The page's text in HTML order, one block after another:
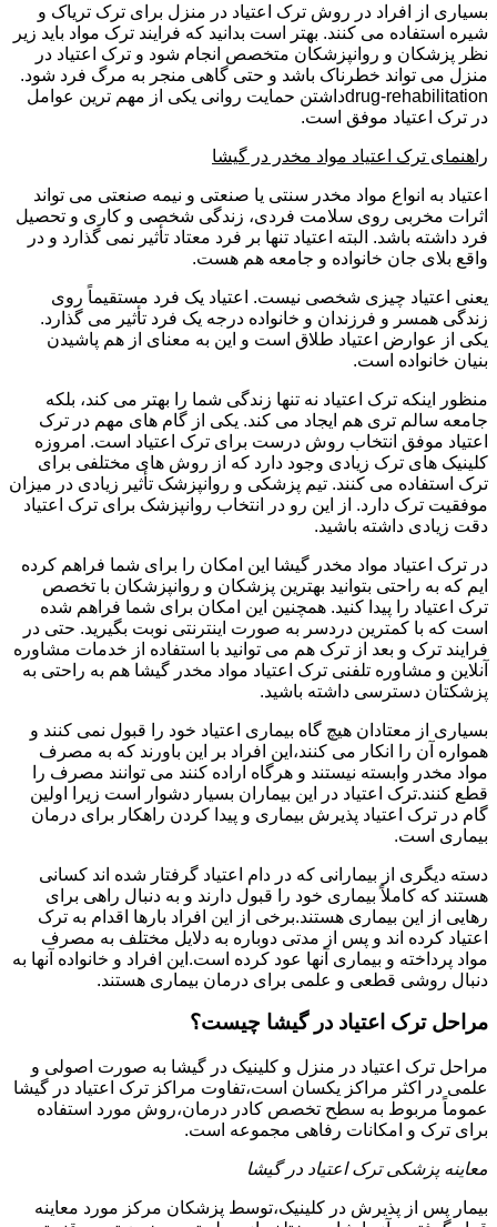
بسیاری از افراد در روش ترک اعتیاد در منزل برای ترک تریاک و
شیره استفاده می کنند. بهتر است بدانید که فرایند ترک مواد باید زیر
نظر پزشکان و روانپزشکان متخصص انجام شود و ترک اعتیاد در
منزل می تواند خطرناک باشد و حتی گاهی منجر به مرگ فرد شود.
drug-rehabilitationداشتن حمایت روانی یکی از مهم ترین عوامل
در ترک اعتیاد موفق است.
راهنمای ترک اعتیاد مواد مخدر در گیشا
اعتیاد به انواع مواد مخدر سنتی یا صنعتی و نیمه صنعتی می تواند
اثرات مخربی روی سلامت فردی، زندگی شخصی و کاری و تحصیل
فرد داشته باشد. البته اعتیاد تنها بر فرد معتاد تأثیر نمی گذارد و در
واقع بلای جان خانواده و جامعه هم هست.
یعنی اعتیاد چیزی شخصی نیست. اعتیاد یک فرد مستقیماً روی
زندگی همسر و فرزندان و خانواده درجه یک فرد تأثیر می گذارد.
یکی از عوارض اعتیاد طلاق است و این به معنای از هم پاشیدن
بنیان خانواده است.
منظور اینکه ترک اعتیاد نه تنها زندگی شما را بهتر می کند، بلکه
جامعه سالم تری هم ایجاد می کند. یکی از گام های مهم در ترک
اعتیاد موفق انتخاب روش درست برای ترک اعتیاد است. امروزه
کلینیک های ترک زیادی وجود دارد که از روش های مختلفی برای
ترک استفاده می کنند. تیم پزشکی و روانپزشک تأثیر زیادی در میزان
موفقیت ترک دارد. از این رو در انتخاب روانپزشک برای ترک اعتیاد
دقت زیادی داشته باشید.
در ترک اعتیاد مواد مخدر گیشا این امکان را برای شما فراهم کرده
ایم که به راحتی بتوانید بهترین پزشکان و روانپزشکان با تخصص
ترک اعتیاد را پیدا کنید. همچنین این امکان برای شما فراهم شده
است که با کمترین دردسر به صورت اینترنتی نوبت بگیرید. حتی در
فرایند ترک و بعد از ترک هم می توانید با استفاده از خدمات مشاوره
آنلاین و مشاوره تلفنی ترک اعتیاد مواد مخدر گیشا هم به راحتی به
پزشکتان دسترسی داشته باشید.
بسیاری از معتادان هیچ گاه بیماری اعتیاد خود را قبول نمی کنند و
همواره آن را انکار می کنند،این افراد بر این باورند که به مصرف
مواد مخدر وابسته نیستند و هرگاه اراده کنند می توانند مصرف را
قطع کنند.ترک اعتیاد در این بیماران بسیار دشوار است زیرا اولین
گام در ترک اعتیاد پذیرش بیماری و پیدا کردن راهکار برای درمان
بیماری است.
دسته دیگری از بیمارانی که در دام اعتیاد گرفتار شده اند کسانی
هستند که کاملاً بیماری خود را قبول دارند و به دنبال راهی برای
رهایی از این بیماری هستند.برخی از این افراد بارها اقدام به ترک
اعتیاد کرده اند و پس از مدتی دوباره به دلایل مختلف به مصرف
مواد پرداخته و بیماری آنها عود کرده است.این افراد و خانواده آنها به
دنبال روشی قطعی و علمی برای درمان بیماری هستند.
مراحل ترک اعتیاد در گیشا چیست؟
مراحل ترک اعتیاد در منزل و کلینیک در گیشا به صورت اصولی و
علمی در اکثر مراکز یکسان است،تفاوت مراکز ترک اعتیاد در گیشا
عموماً مربوط به سطح تخصص کادر درمان،روش مورد استفاده
برای ترک و امکانات رفاهی مجموعه است.
معاینه پزشکی ترک اعتیاد در گیشا
بیمار پس از پذیرش در کلینیک،توسط پزشکان مرکز مورد معاینه